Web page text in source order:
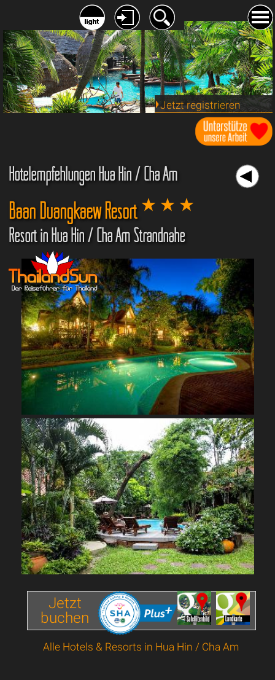
Jetzt registrieren
Hotelempfehlungen Hua Hin / Cha Am
Baan Duangkaew Resort
Resort in Hua Hin / Cha Am Strandnähe
Jetzt
buchen
Alle Hotels & Resorts in Hua Hin / Cha Am